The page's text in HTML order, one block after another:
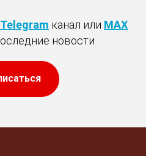
Telegram канал или MAX
новости